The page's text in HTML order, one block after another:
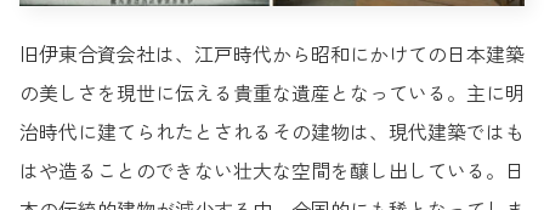
旧伊東合資会社は、江戸時代から昭和にかけての日本建築
の美しさを現世に伝える貴重な遺産となっている。主に明
治時代に建てられたとされるその建物は、現代建築ではも
はや造ることのできない壮大な空間を醸し出している。日